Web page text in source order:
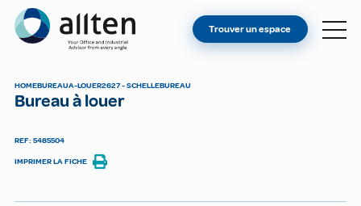
Allten
TROUVER UN ESPACE
Trouver un espace
HOMEBUREAUA-LOUER2627 - SCHELLEBUREAU
Bureau à louer
REF: 5485504
IMPRIMER LA FICHE